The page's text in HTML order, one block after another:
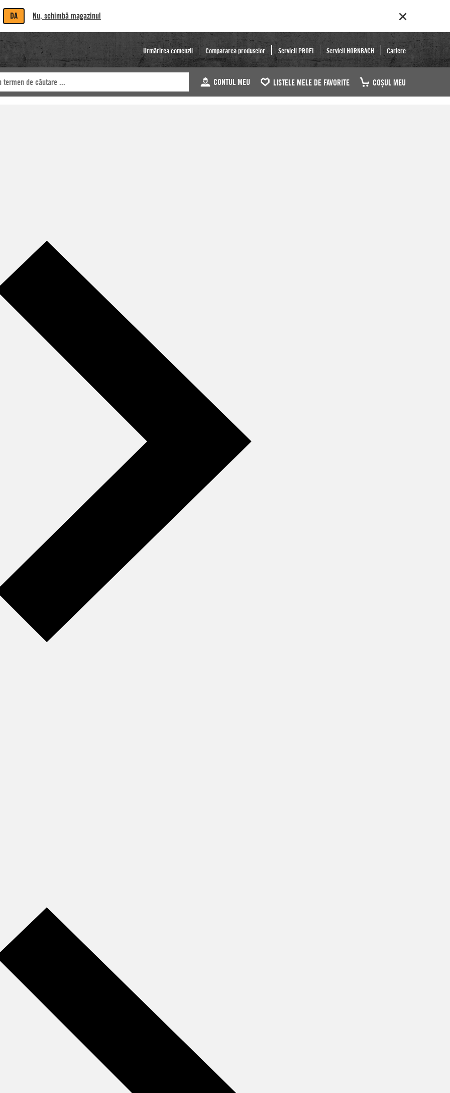
DA Nu, schimbă magazinul
Urmărirea comenzii Compararea produselor Servicii PROFI Servicii HORNBACH Cariere
CONTUL MEU LISTELE MELE DE FAVORITE COŞUL MEU